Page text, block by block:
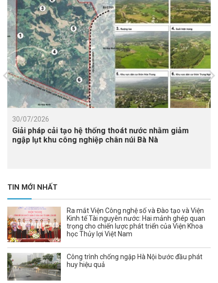
30/07/2026
Giải pháp cải tạo hệ thống thoát nước nhằm giảm
ngập lụt khu công nghiệp chân núi Bà Nà
TIN MỚI NHẤT
Ra mắt Viện Công nghệ số và Đào tạo và Viện
Kinh tế Tài nguyên nước: Hai mảnh ghép quan
trọng cho chiến lược phát triển của Viện Khoa
học Thủy lợi Việt Nam
Công trình chống ngập Hà Nội bước đầu phát
huy hiệu quả